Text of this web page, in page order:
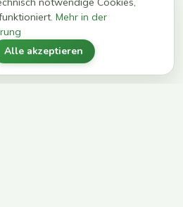
Mehr in der
Alle akzeptieren